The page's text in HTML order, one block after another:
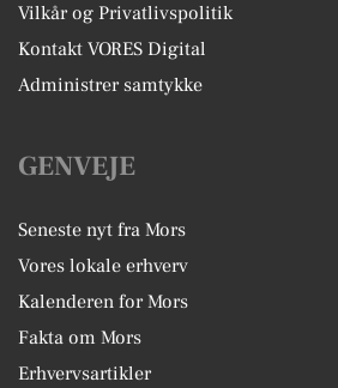
Vilkår og Privatlivspolitik
Kontakt VORES Digital
Administrer samtykke
GENVEJE
Seneste nyt fra Mors
Vores lokale erhverv
Kalenderen for Mors
Fakta om Mors
Erhvervsartikler